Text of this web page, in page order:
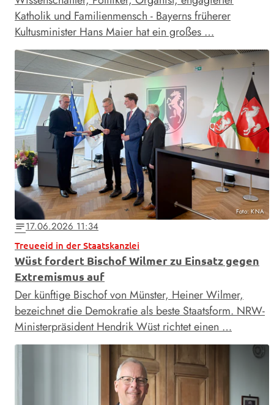
Katholik und Familienmensch - Bayerns früherer
Kultusminister Hans Maier hat ein großes …
Foto: KNA
notes17.06.2026 11:34
Treueeid in der Staatskanzlei
Wüst fordert Bischof Wilmer zu Einsatz gegen
Extremismus auf
Der künftige Bischof von Münster, Heiner Wilmer,
bezeichnet die Demokratie als beste Staatsform. NRW-
Ministerpräsident Hendrik Wüst richtet einen …